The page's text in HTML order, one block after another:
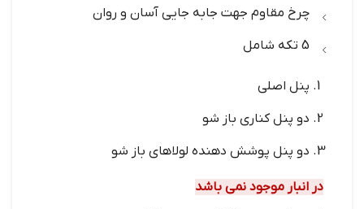
چرخ مقاوم جهت جابه جایی آسان و روان
5 تکه شامل
پنل اصلی
دو پنل کناری باز شو
دو پنل پوشش دهنده لولاهای باز شو
در انبار موجود نمی باشد